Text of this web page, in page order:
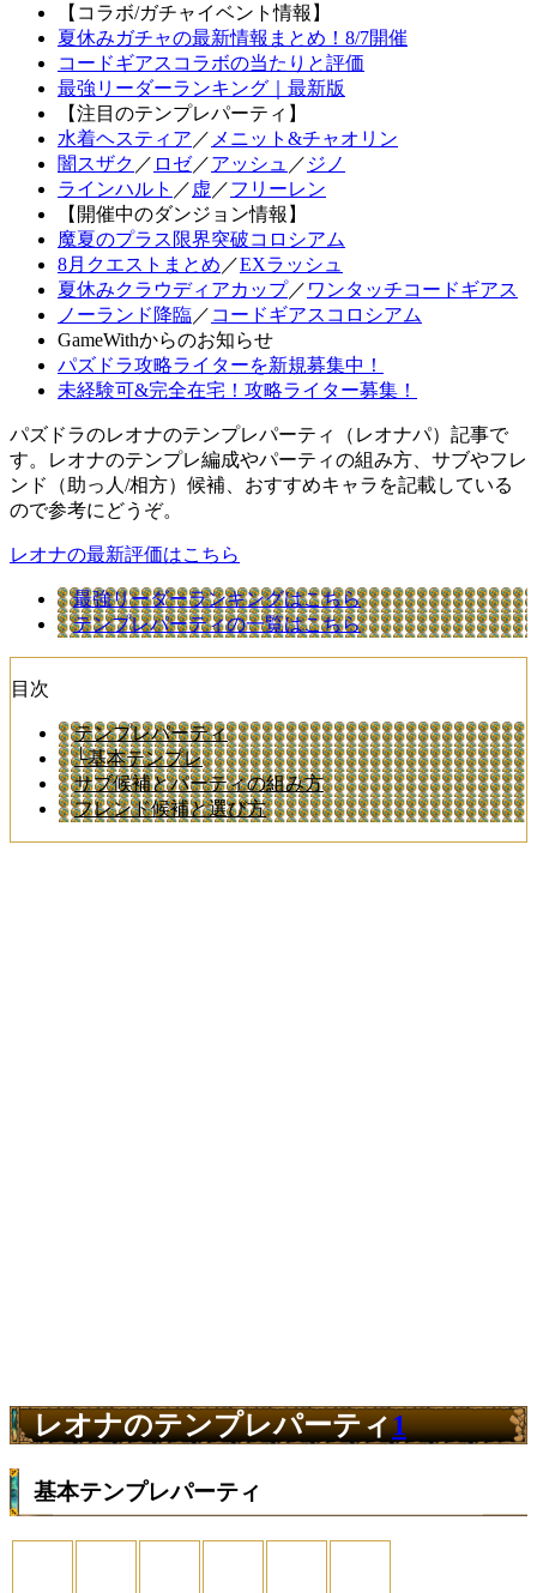
【コラボ/ガチャイベント情報】
夏休みガチャの最新情報まとめ！8/7開催
コードギアスコラボの当たりと評価
最強リーダーランキング｜最新版
【注目のテンプレパーティ】
水着ヘスティア ／ メニット&チャオリン
闇スザク ／ ロゼ／アッシュ ／ ジノ
ラインハルト ／ 虚 ／フリーレン
【開催中のダンジョン情報】
魔夏のプラス限界突破コロシアム
8月クエストまとめ ／EXラッシュ
夏休みクラウディアカップ／ ワンタッチコードギアス
ノーランド降臨／ コードギアスコロシアム
GameWithからのお知らせ
パズドラ攻略ライターを新規募集中！
未経験可&完全在宅！攻略ライター募集！
パズドラのレオナのテンプレパーティ（レオナパ）記事で
す。レオナのテンプレ編成やパーティの組み方、サブやフレ
ンド（助っ人/相方）候補、おすすめキャラを記載している
ので参考にどうぞ。
レオナの最新評価はこちら
最強リーダーランキングはこちら
テンプレパーティの一覧はこちら
目次
テンプレパーティ
└基本テンプレ
サブ候補とパーティの組み方
フレンド候補と選び方
レオナのテンプレパーティ1
基本テンプレパーティ